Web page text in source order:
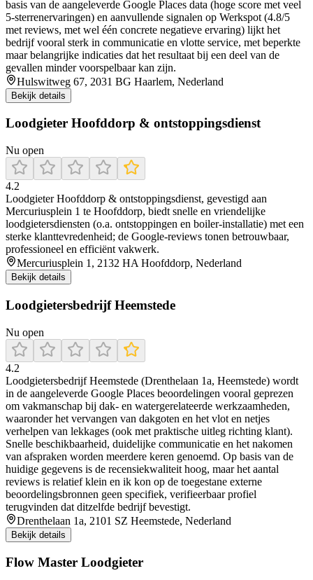
basis van de aangeleverde Google Places data (hoge score met veel
5-sterrenervaringen) en aanvullende signalen op Werkspot (4.8/5
met reviews, met wel één concrete negatieve ervaring) lijkt het
bedrijf vooral sterk in communicatie en vlotte service, met beperkte
maar belangrijke indicaties dat het resultaat bij een deel van de
gevallen minder voorspelbaar kan zijn.
Hulswitweg 67, 2031 BG Haarlem, Nederland
Bekijk details
Loodgieter Hoofddorp & ontstoppingsdienst
Nu open
4.2
Loodgieter Hoofddorp & ontstoppingsdienst, gevestigd aan
Mercuriusplein 1 te Hoofddorp, biedt snelle en vriendelijke
loodgietersdiensten (o.a. ontstoppingen en boiler-installatie) met een
sterke klanttevredenheid; de Google-reviews tonen betrouwbaar,
professioneel en efficiënt vakwerk.
Mercuriusplein 1, 2132 HA Hoofddorp, Nederland
Bekijk details
Loodgietersbedrijf Heemstede
Nu open
4.2
Loodgietersbedrijf Heemstede (Drenthelaan 1a, Heemstede) wordt
in de aangeleverde Google Places beoordelingen vooral geprezen
om vakmanschap bij dak- en watergerelateerde werkzaamheden,
waaronder het vervangen van dakgoten en het vlot en netjes
verhelpen van lekkages (ook met praktische uitleg richting klant).
Snelle beschikbaarheid, duidelijke communicatie en het nakomen
van afspraken worden meerdere keren genoemd. Op basis van de
huidige gegevens is de recensiekwaliteit hoog, maar het aantal
reviews is relatief klein en ik kon op de toegestane externe
beoordelingsbronnen geen specifiek, verifieerbaar profiel
terugvinden dat ditzelfde bedrijf bevestigt.
Drenthelaan 1a, 2101 SZ Heemstede, Nederland
Bekijk details
Flow Master Loodgieter